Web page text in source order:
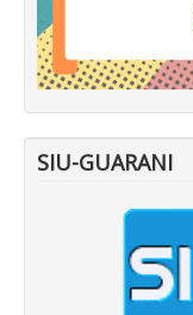
SIU-GUARANI